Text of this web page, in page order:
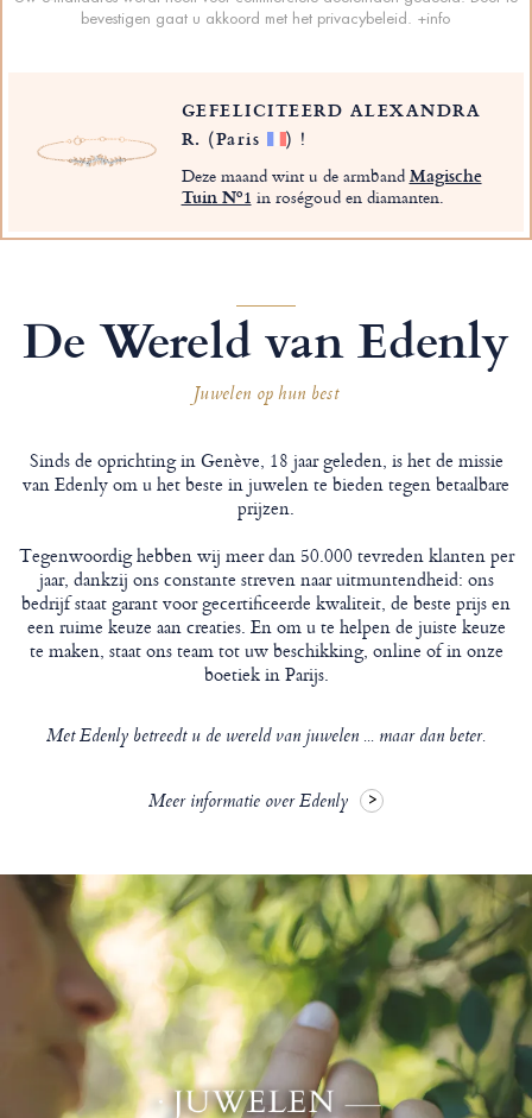
bevestigen gaat u akkoord met het privacybeleid. +info
GEFELICITEERD ALEXANDRA
R. (Paris ) !
Deze maand wint u de armbandMagische
Tuin Nº1 in roségoud en diamanten.
De Wereld van Edenly
Juwelen op hun best
Sinds de oprichting in Genève, 18 jaar geleden, is het de missie
van Edenly om u het beste in juwelen te bieden tegen betaalbare
prijzen.
Tegenwoordig hebben wij meer dan 50.000 tevreden klanten per
jaar, dankzij ons constante streven naar uitmuntendheid: ons
bedrijf staat garant voor gecertificeerde kwaliteit, de beste prijs en
een ruime keuze aan creaties. En om u te helpen de juiste keuze
te maken, staat ons team tot uw beschikking, online of in onze
boetiek in Parijs.
Met Edenly betreedt u de wereld van juwelen ... maar dan beter.
Meer informatie over Edenly